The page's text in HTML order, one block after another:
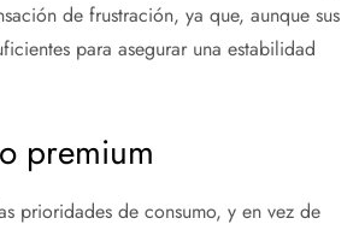
de frustración, ya que, aunque sus
para asegurar una estabilidad
premium
prioridades de consumo, y en vez de